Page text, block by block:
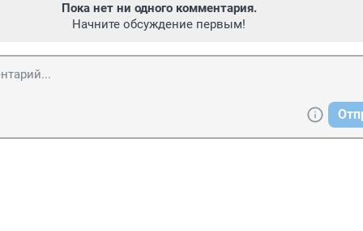
Пока нет ни одного комментария.
Начните обсуждение первым!